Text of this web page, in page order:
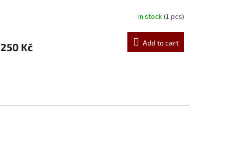
In stock(1 pcs)
250 Kč Add to cart